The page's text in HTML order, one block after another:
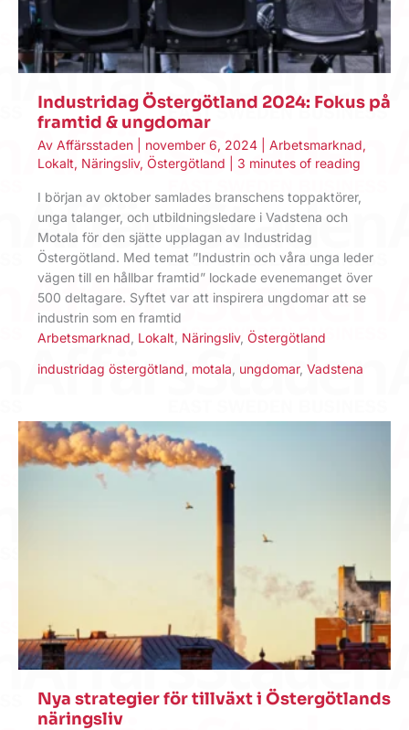
Industridag Östergötland 2024: Fokus på
framtid & ungdomar
Av Affärsstaden november 6, 2024 Arbetsmarknad,
Lokalt, Näringsliv, Östergötland 3 minutes of reading
I början av oktober samlades branschens toppaktörer,
unga talanger, och utbildningsledare i Vadstena och
Motala för den sjätte upplagan av Industridag
Östergötland. Med temat ”Industrin och våra unga leder
vägen till en hållbar framtid” lockade evenemanget över
500 deltagare. Syftet var att inspirera ungdomar att se
industrin som en framtid
Arbetsmarknad, Lokalt, Näringsliv, Östergötland
industridag östergötland motala ungdomar, Vadstena
Nya strategier för tillväxt i Östergötlands
näringsliv